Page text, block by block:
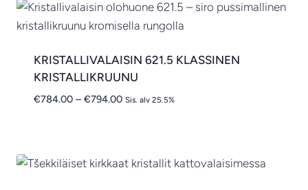
KRISTALLIVALAISIN 621.5 KLASSINEN
KRISTALLIKRUUNU
€784.00 – €794.00Hintaluokka:
Sis. alv 25.5%